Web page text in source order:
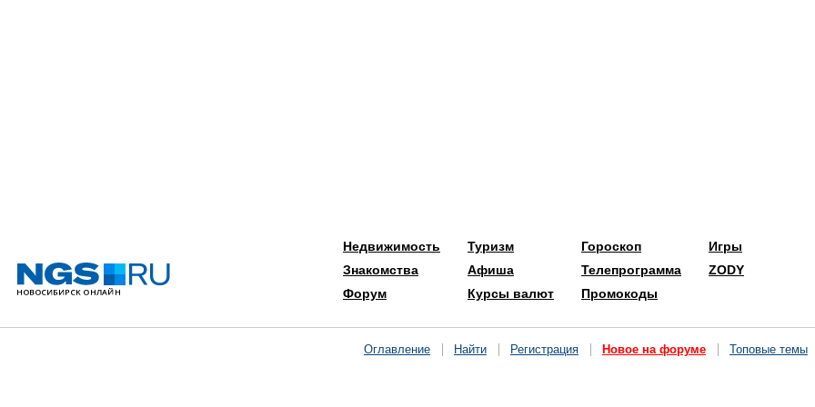
Недвижимость
Знакомства
Форум
Туризм
Афиша
Курсы валют
Гороскоп
Телепрограмма
Промокоды
Игры
ZODY
Оглавление Найти Регистрация Новое на форуме Топовые темы